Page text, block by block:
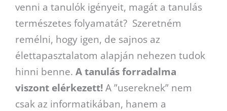
venni a tanulók igényeit, magát a tanulás
természetes folyamatát? Szeretném
remélni, hogy igen, de sajnos az
élettapasztalatom alapján nehezen tudok
hinni benne. A tanulás forradalma
viszont elérkezett! A ”usereknek” nem
csak az informatikában, hanem a